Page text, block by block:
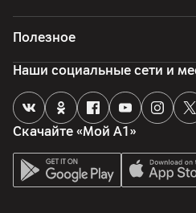
Полезное
Скачайте «Мой А1»
Наши социальные сети и